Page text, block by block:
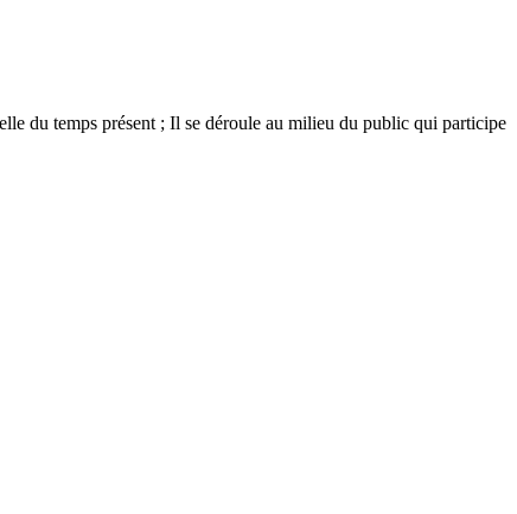
du temps présent ; Il se déroule au milieu du public qui participe